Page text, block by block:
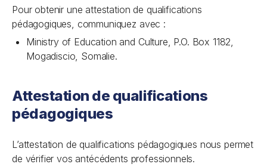
Pour obtenir une attestation de qualifications
pédagogiques, communiquez avec :
Ministry of Education and Culture, P.O. Box 1182,
Mogadiscio, Somalie.
Attestation de qualifications
pédagogiques
L’attestation de qualifications pédagogiques nous permet
de vérifier vos antécédents professionnels.